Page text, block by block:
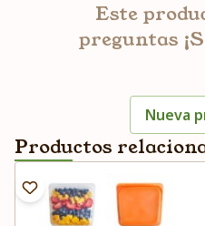
Este
preguntas
Nueva
Productos